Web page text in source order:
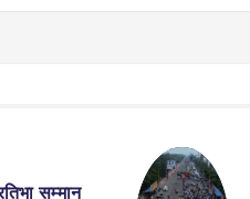
सम्मान